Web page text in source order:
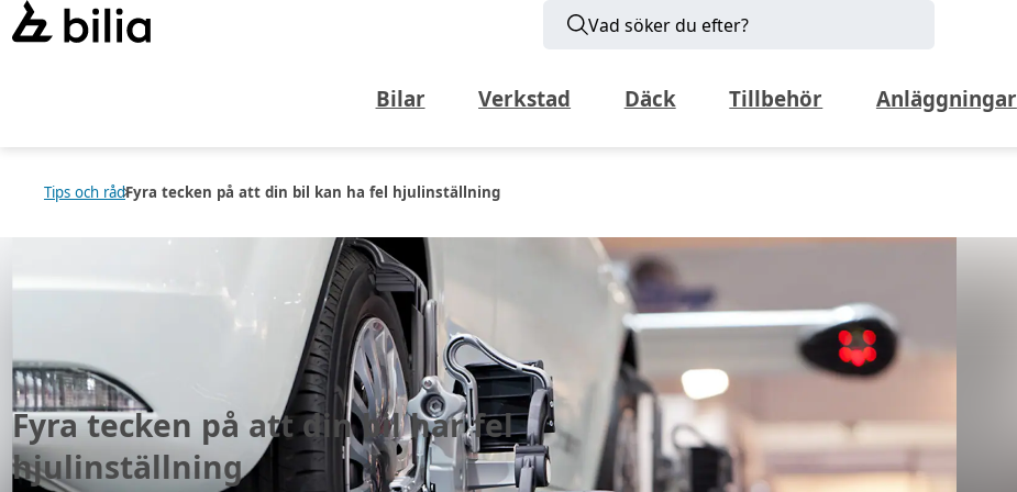
Vad söker du efter?
Bilar Verkstad Däck Tillbehör Anläggningar
Tips och rådFyra tecken på att din bil kan ha fel hjulinställning
Fyra tecken på att din bil har fel
hjulinställning